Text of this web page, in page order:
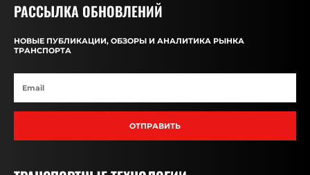
РАССЫЛКА ОБНОВЛЕНИЙ
НОВЫЕ ПУБЛИКАЦИИ, ОБЗОРЫ И АНАЛИТИКА РЫНКА
ТРАНСПОРТА
ОТПРАВИТЬ